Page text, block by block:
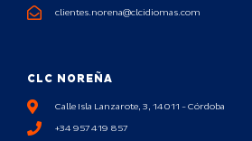
CLC NOREÑA
Calle Isla Lanzarote, 3, 14011 - Córdoba
+34 957 419 857
clientes.norena@clcidiomas.com